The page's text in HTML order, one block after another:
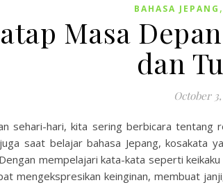
BAHASA JEPANG ,
Masa
dan
October 3,
sehari-hari, kita sering berbicara tentang
saat belajar bahasa Jepang, kosakata
mempelajari kata-kata seperti
mengekspresikan keinginan, membuat